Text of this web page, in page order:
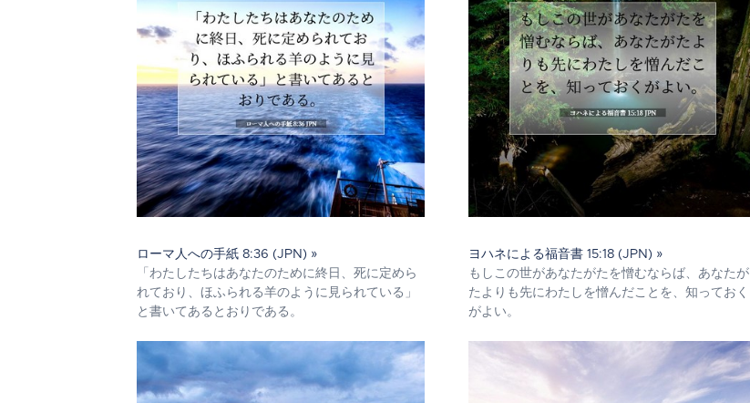
ローマ人への手紙 8:36 (JPN) »
「わたしたちはあなたのために終日、死に定めら
れており、ほふられる羊のように見られている」
と書いてあるとおりである。
ヨハネによる福音書 15:18 (JPN) »
もしこの世があなたがたを憎むならば、あなたが
たよりも先にわたしを憎んだことを、知っておく
がよい。